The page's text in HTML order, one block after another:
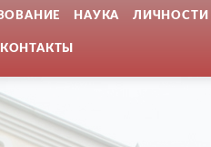
НАУКА ЛИЧНОСТИ
КОНТАКТЫ